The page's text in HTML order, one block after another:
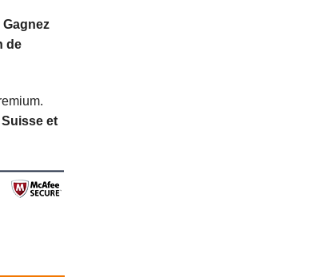
Gagnez
de
et
- Lunettes XL pour Porteur de Lunettes